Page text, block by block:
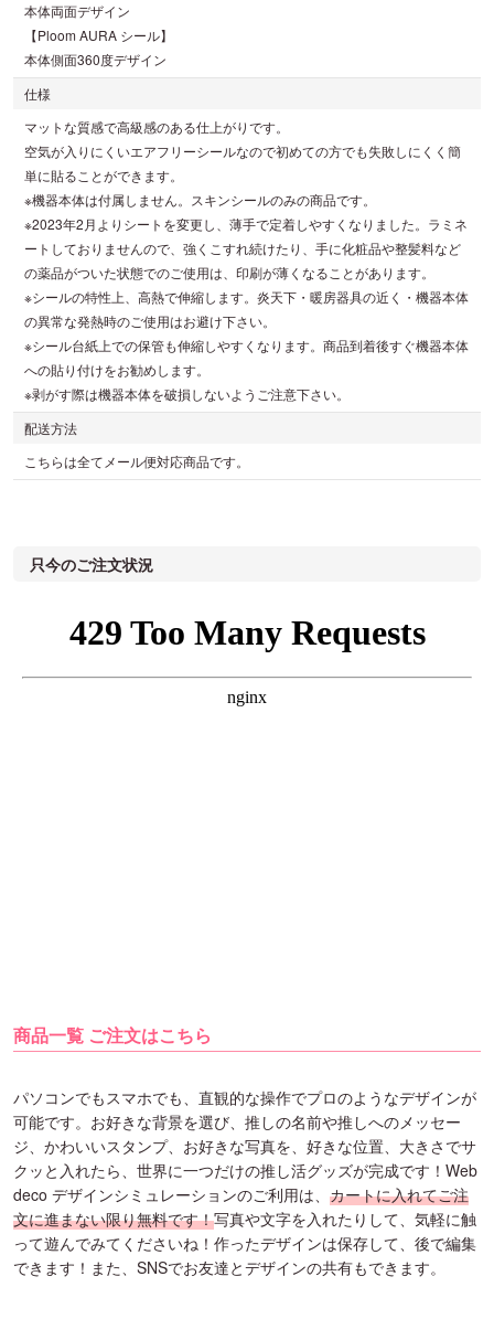
本体両面デザイン
【Ploom AURA シール】
本体側面360度デザイン
仕様
マットな質感で高級感のある仕上がりです。
空気が入りにくいエアフリーシールなので初めての方でも失敗しにくく簡
単に貼ることができます。
※機器本体は付属しません。スキンシールのみの商品です。
※2023年2月よりシートを変更し、薄手で定着しやすくなりました。ラミネ
ートしておりませんので、強くこすれ続けたり、手に化粧品や整髪料など
の薬品がついた状態でのご使用は、印刷が薄くなることがあります。
※シールの特性上、高熱で伸縮します。炎天下・暖房器具の近く・機器本体
の異常な発熱時のご使用はお避け下さい。
※シール台紙上での保管も伸縮しやすくなります。商品到着後すぐ機器本体
への貼り付けをお勧めします。
※剥がす際は機器本体を破損しないようご注意下さい。
配送方法
こちらは全てメール便対応商品です。
只今のご注文状況
商品一覧 ご注文はこちら
パソコンでもスマホでも、直観的な操作でプロのようなデザインが
可能です。お好きな背景を選び、推しの名前や推しへのメッセー
ジ、かわいいスタンプ、お好きな写真を、好きな位置、大きさでサ
クッと入れたら、世界に一つだけの推し活グッズが完成です！Web
deco デザインシミュレーションのご利用は、 カートに入れてご注
文に進まない限り無料です！写真や文字を入れたりして、気軽に触
って遊んでみてくださいね！作ったデザインは保存して、後で編集
できます！また、SNSでお友達とデザインの共有もできます。